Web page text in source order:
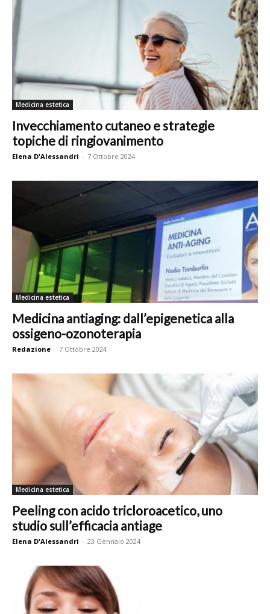
Medicina estetica
Invecchiamento cutaneo e strategie
topiche di ringiovanimento
Elena D'Alessandri - 7 Ottobre 2024
Medicina estetica
Medicina antiaging: dall’epigenetica alla
ossigeno-ozonoterapia
Redazione - 7 Ottobre 2024
Medicina estetica
Peeling con acido tricloroacetico, uno
studio sull’efficacia antiage
Elena D'Alessandri - 23 Gennaio 2024